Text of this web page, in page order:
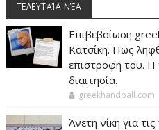
ΤΕΛΕΥΤΑΊΑ ΝΈΑ
Επιβεβαίωση
Κατσίκη. Πως
επιστροφή του. Η
διαιτησία.
greekhandball.com
Άνετη νίκη για